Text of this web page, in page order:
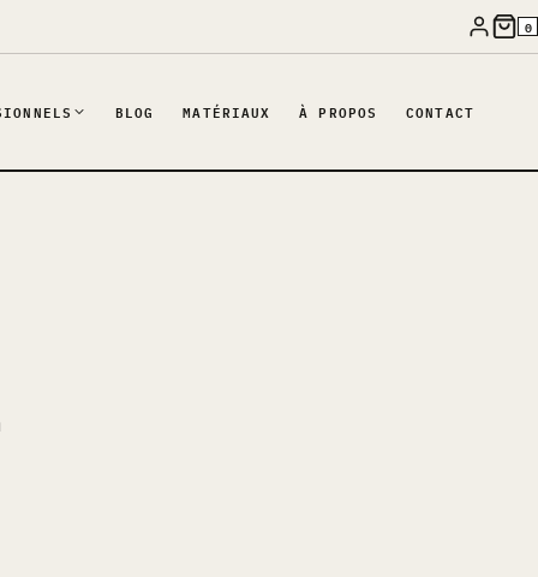
0
BLOG MATÉRIAUX À PROPOS CONTACT